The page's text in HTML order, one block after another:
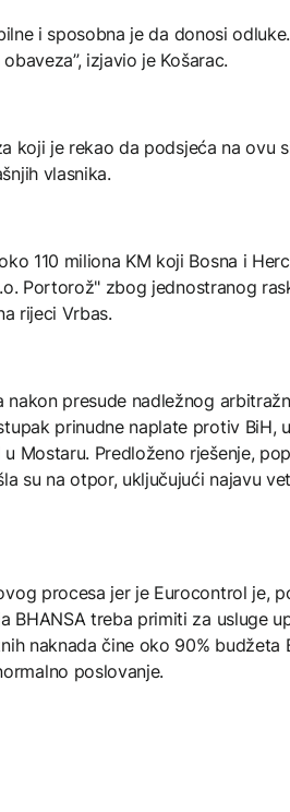
i sposobna je da donosi
izjavio je Košarac.
koji je rekao da podsjeća na ovu
vlasnika.
110 miliona KM koji Bosna i
Portorož" zbog jednostranog
rijeci Vrbas.
nakon presude nadležnog
prinudne naplate protiv BiH,
Mostaru. Predloženo rješenje,
su na otpor, uključujući najavu
procesa jer je Eurocontrol je,
BHANSA treba primiti za usluge
naknada čine oko 90% budžeta
poslovanje.